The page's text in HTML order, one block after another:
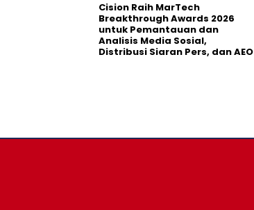
Cision Raih MarTech
Breakthrough Awards 2026
untuk Pemantauan dan
Analisis Media Sosial,
Distribusi Siaran Pers, dan AEO